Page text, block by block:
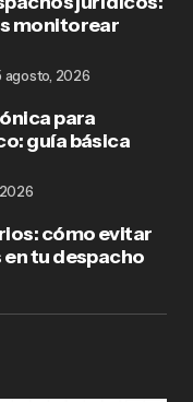
monitorear
para
guía básica
agosto, 2026
cómo evitar
tu despacho